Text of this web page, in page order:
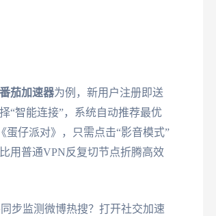
番茄加速器为例，新用户注册即送
“智能连接”，系统自动推荐最优
蛋仔派对》，只需点击“影音模式”
用普通VPN反复切节点折腾高效
步监测微博热搜？打开社交加速